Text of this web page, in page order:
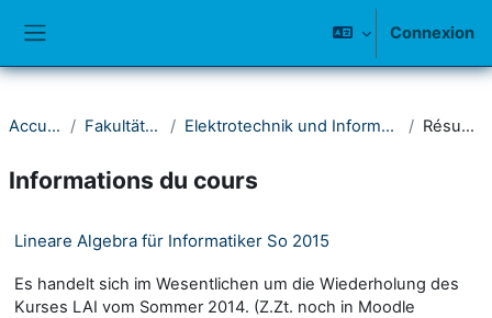
Connexion
Accueil Fakultät IV Elektrotechnik und Informatik Résumé
Informations du cours
Lineare Algebra für Informatiker So 2015
Es handelt sich im Wesentlichen um die Wiederholung des
Kurses LAI vom Sommer 2014. (Z.Zt. noch in Moodle